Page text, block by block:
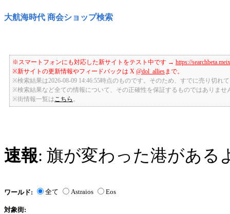
大航海時代 商会ショップ検索
※スマートフォンにも対応した新サイトをテスト中です → https://
※新サイトの更新情報やフィードバックは X @dol_alliesまで。
※検索結果は2026-08-09 14:46:55時点のものです。そのため、すでに売り切れ
※検索結果など全ての情報について、その正確性を保証するものではありませ
※街情報一覧は こちら
速報: 旗が変わった港がある
ワールド: 全て Astraios Eos
対象街: